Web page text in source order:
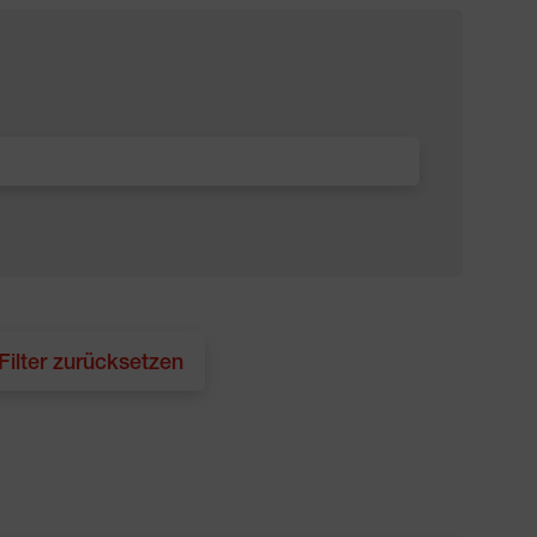
zurücksetzen